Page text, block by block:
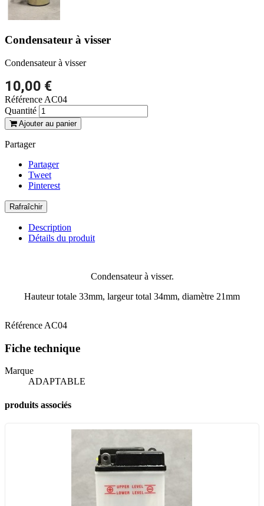
Condensateur à visser
Condensateur à visser
10,00 €
Référence AC04
Quantité
Ajouter au panier
Partager
Partager
Tweet
Pinterest
Description
Détails du produit
Condensateur à visser.
Hauteur totale 33mm, largeur total 34mm, diamètre 21mm
Référence AC04
Fiche technique
Marque
ADAPTABLE
produits associés